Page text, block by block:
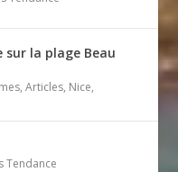
sur la plage Beau
,Articles, Nice,
Tendance